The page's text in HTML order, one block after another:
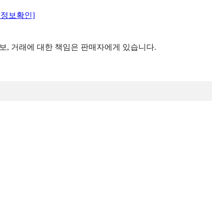
보확인]
, 거래에 대한 책임은 판매자에게 있습니다.